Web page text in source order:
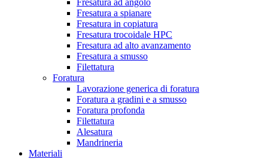
Fresatura a spianare
Fresatura in copiatura
Fresatura trocoidale HPC
Fresatura ad alto avanzamento
Fresatura a smusso
Filettatura
Foratura
Lavorazione generica di foratura
Foratura a gradini e a smusso
Foratura profonda
Filettatura
Alesatura
Mandrineria
Materiali